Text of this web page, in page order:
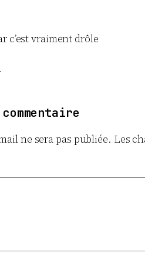
c’est vraiment drôle
ne sera pas publiée. Les